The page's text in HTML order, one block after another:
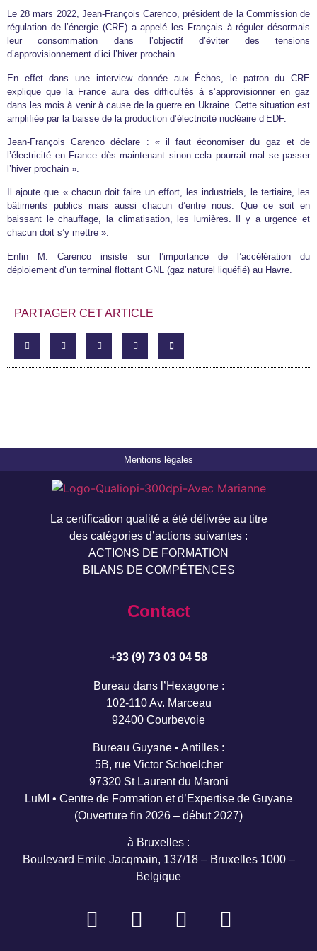
Le 28 mars 2022, Jean-François Carenco, président de la Commission de
régulation de l’énergie (CRE) a appelé les Français à réguler désormais
leur consommation dans l’objectif d’éviter des tensions
d’approvisionnement d’ici l’hiver prochain.
En effet dans une interview donnée aux Échos, le patron du CRE
explique que la France aura des difficultés à s’approvisionner en gaz
dans les mois à venir à cause de la guerre en Ukraine. Cette situation est
amplifiée par la baisse de la production d’électricité nucléaire d’EDF.
Jean-François Carenco déclare : « il faut économiser du gaz et de
l’électricité en France dès maintenant sinon cela pourrait mal se passer
l’hiver prochain ».
Il ajoute que « chacun doit faire un effort, les industriels, le tertiaire, les
bâtiments publics mais aussi chacun d’entre nous. Que ce soit en
baissant le chauffage, la climatisation, les lumières. Il y a urgence et
chacun doit s’y mettre ».
Enfin M. Carenco insiste sur l’importance de l’accélération du
déploiement d’un terminal flottant GNL (gaz naturel liquéfié) au Havre.
PARTAGER CET ARTICLE
Mentions légales
La certification qualité a été délivrée au titre
des catégories d’actions suivantes :
ACTIONS DE FORMATION
BILANS DE COMPÉTENCES
Contact
+33 (9) 73 03 04 58
Bureau dans l’Hexagone :
102-110 Av. Marceau
92400 Courbevoie
Bureau Guyane • Antilles :
5B, rue Victor Schoelcher
97320 St Laurent du Maroni
LuMI • Centre de Formation et d’Expertise de Guyane
(Ouverture fin 2026 – début 2027)
à Bruxelles :
Boulevard Emile Jacqmain, 137/18 – Bruxelles 1000 –
Belgique